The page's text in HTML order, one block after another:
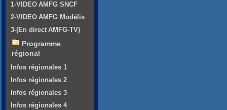
1-VIDEO AMFG SNCF
2-VIDEO AMFG Modélis
3-(En direct AMFG-TV)
Programme
régional
Infos régionales 1
Infos régionales 2
Infos régionales 3
Infos régionales 4